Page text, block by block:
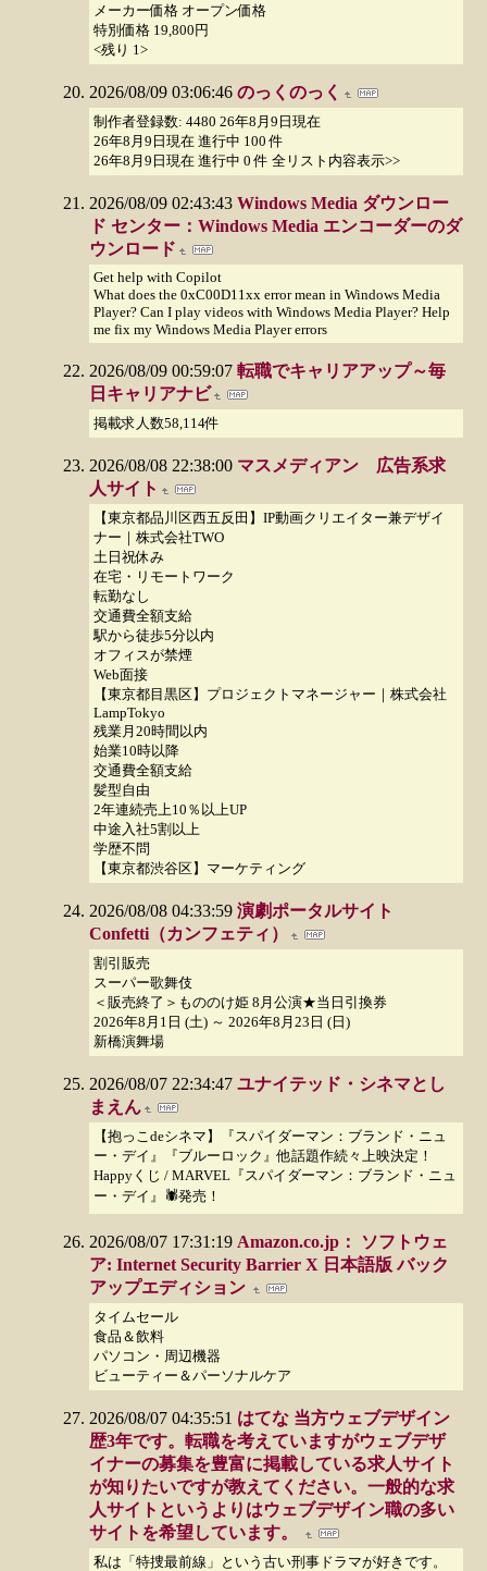
メーカー価格 オープン価格
特別価格 19,800円
<残り 1>
2026/08/09 03:06:46 のっくのっく
制作者登録数: 4480 26年8月9日現在
26年8月9日現在 進行中 100 件
26年8月9日現在 進行中 0 件 全リスト内容表示>>
2026/08/09 02:43:43 Windows Media ダウンロー
ド センター：Windows Media エンコーダーのダ
ウンロード
Get help with Copilot
What does the 0xC00D11xx error mean in Windows Media
Player? Can I play videos with Windows Media Player? Help
me fix my Windows Media Player errors
2026/08/09 00:59:07 転職でキャリアアップ～毎
日キャリアナビ
掲載求人数58,114件
2026/08/08 22:38:00 マスメディアン 広告系求
人サイト
【東京都品川区西五反田】IP動画クリエイター兼デザイ
ナー｜株式会社TWO
土日祝休み
在宅・リモートワーク
転勤なし
交通費全額支給
駅から徒歩5分以内
オフィスが禁煙
Web面接
【東京都目黒区】プロジェクトマネージャー｜株式会社
LampTokyo
残業月20時間以内
始業10時以降
交通費全額支給
髪型自由
2年連続売上10％以上UP
中途入社5割以上
学歴不問
【東京都渋谷区】マーケティング
2026/08/08 04:33:59 演劇ポータルサイト
Confetti（カンフェティ）
割引販売
スーパー歌舞伎
＜販売終了＞もののけ姫 8月公演★当日引換券
2026年8月1日 (土) ～ 2026年8月23日 (日)
新橋演舞場
2026/08/07 22:34:47 ユナイテッド・シネマとし
まえん
【抱っこdeシネマ】『スパイダーマン：ブランド・ニュ
ー・デイ』『ブルーロック』他話題作続々上映決定！
Happyくじ / MARVEL『スパイダーマン：ブランド・ニュ
ー・デイ』🕷発売！
2026/08/07 17:31:19 Amazon.co.jp： ソフトウェ
ア: Internet Security Barrier X 日本語版 バック
アップエディション
タイムセール
食品＆飲料
パソコン・周辺機器
ビューティー＆パーソナルケア
2026/08/07 04:35:51 はてな 当方ウェブデザイン
歴3年です。転職を考えていますがウェブデザ
イナーの募集を豊富に掲載している求人サイト
が知りたいですが教えてください。一般的な求
人サイトというよりはウェブデザイン職の多い
サイトを希望しています。
私は「特捜最前線」という古い刑事ドラマが好きです。